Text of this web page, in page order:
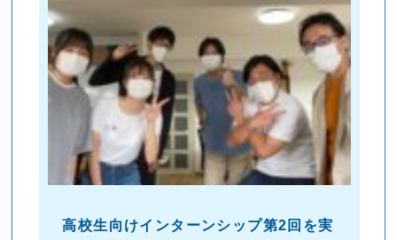
高校生向けインターンシップ第2回を実